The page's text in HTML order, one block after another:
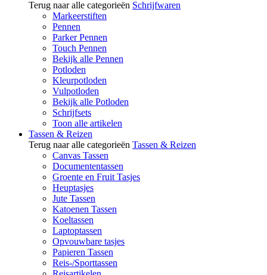
Terug naar alle categorieën Schrijfwaren
Markeerstiften
Pennen
Parker Pennen
Touch Pennen
Bekijk alle Pennen
Potloden
Kleurpotloden
Vulpotloden
Bekijk alle Potloden
Schrijfsets
Toon alle artikelen
Tassen & Reizen
Terug naar alle categorieën Tassen & Reizen
Canvas Tassen
Documententassen
Groente en Fruit Tasjes
Heuptasjes
Jute Tassen
Katoenen Tassen
Koeltassen
Laptoptassen
Opvouwbare tasjes
Papieren Tassen
Reis-/Sporttassen